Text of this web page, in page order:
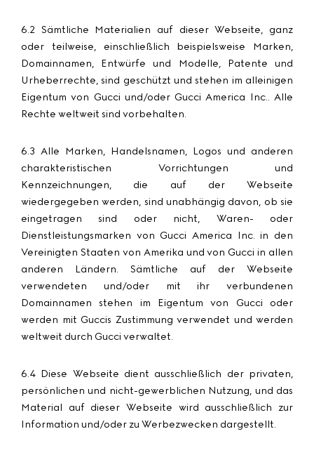
6.2 Sämtliche Materialien auf dieser Webseite, ganz
oder teilweise, einschließlich beispielsweise Marken,
Domainnamen, Entwürfe und Modelle, Patente und
Urheberrechte, sind geschützt und stehen im alleinigen
Eigentum von Gucci und/oder Gucci America Inc.. Alle
Rechte weltweit sind vorbehalten.
6.3 Alle Marken, Handelsnamen, Logos und anderen
charakteristischen Vorrichtungen und
Kennzeichnungen, die auf der Webseite
wiedergegeben werden, sind unabhängig davon, ob sie
eingetragen sind oder nicht, Waren- oder
Dienstleistungsmarken von Gucci America Inc. in den
Vereinigten Staaten von Amerika und von Gucci in allen
anderen Ländern. Sämtliche auf der Webseite
verwendeten und/oder mit ihr verbundenen
Domainnamen stehen im Eigentum von Gucci oder
werden mit Guccis Zustimmung verwendet und werden
weltweit durch Gucci verwaltet.
6.4 Diese Webseite dient ausschließlich der privaten,
persönlichen und nicht-gewerblichen Nutzung, und das
Material auf dieser Webseite wird ausschließlich zur
Information und/oder zu Werbezwecken dargestellt.